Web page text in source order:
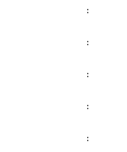
:
:
:
:
: